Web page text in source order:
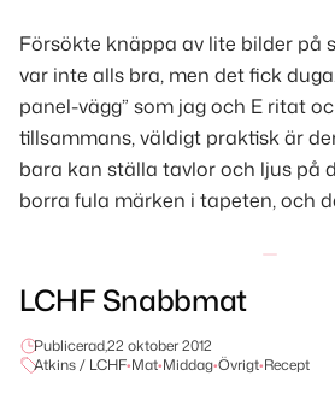
Försökte knäppa av lite bilder på
var inte alls bra, men det fick
panel-vägg” som jag och E ritat
tillsammans, väldigt praktisk är
bara kan ställa tavlor och ljus på
borra fula märken i tapeten, och
LCHF Snabbmat
Publicerad,22 oktober 2012
Atkins / LCHF•Mat•Middag•Övrigt•Recept